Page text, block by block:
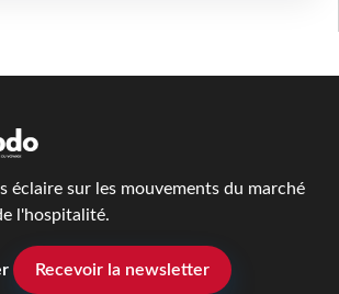
éclaire sur les mouvements du marché
l'hospitalité.
Recevoir la newsletter